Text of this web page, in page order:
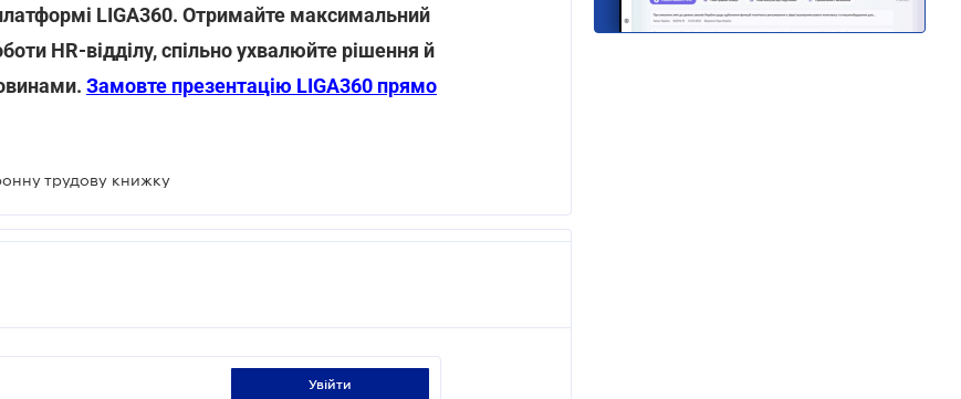
LIGA360. Отримайте максимальний
HR-відділу, спільно ухвалюйте рішення й
Замовте презентацію LIGA360 прямо
трудову книжку
увійти